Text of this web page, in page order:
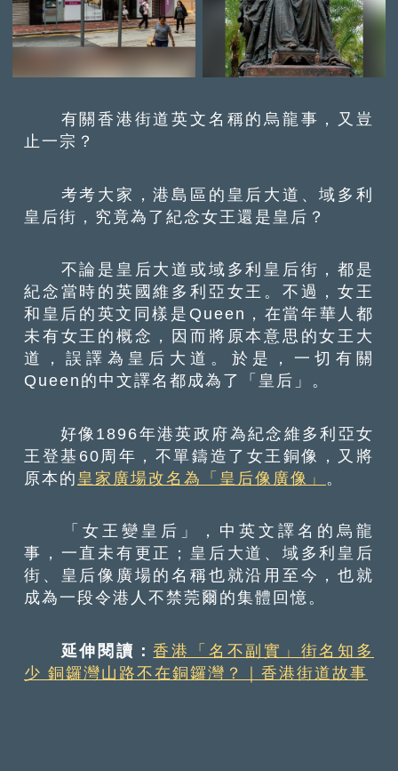
有關香港街道英文名稱的烏龍事，又豈
止一宗？
考考大家，港島區的皇后大道、域多利
皇后街，究竟為了紀念女王還是皇后？
不論是皇后大道或域多利皇后街，都是
紀念當時的英國維多利亞女王。不過，女王
和皇后的英文同樣是Queen，在當年華人都
未有女王的概念，因而將原本意思的女王大
道，誤譯為皇后大道。於是，一切有關
Queen的中文譯名都成為了「皇后」。
好像1896年港英政府為紀念維多利亞女
王登基60周年，不單鑄造了女王銅像，又將
原本的皇家廣場改名為「皇后像廣像」 。
「女王變皇后」，中英文譯名的烏龍
事，一直未有更正；皇后大道、域多利皇后
街、皇后像廣場的名稱也就沿用至今，也就
成為一段令港人不禁莞爾的集體回憶。
延伸閱讀：香港「名不副實」街名知多
少 銅鑼灣山路不在銅鑼灣？｜香港街道故事